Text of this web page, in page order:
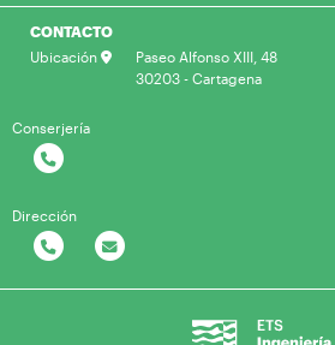
CONTACTO
Ubicación
Paseo Alfonso XIII, 48
30203 - Cartagena
Conserjería
Dirección